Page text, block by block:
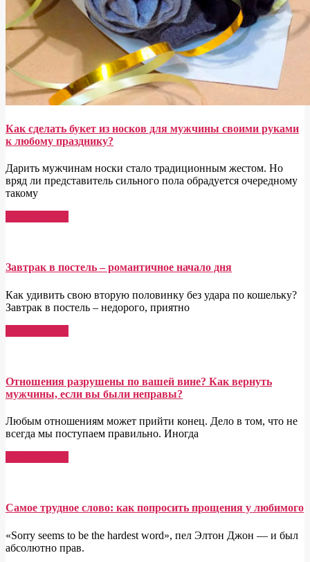
Как сделать букет из носков для мужчины своими руками
к любому празднику?
Дарить мужчинам носки стало традиционным жестом. Но
вряд ли представитель сильного пола обрадуется очередному
такому
Завтрак в постель – романтичное начало дня
Как удивить свою вторую половинку без удара по кошельку?
Завтрак в постель – недорого, приятно
Отношения разрушены по вашей вине? Как вернуть
мужчины, если вы были неправы?
Любым отношениям может прийти конец. Дело в том, что не
всегда мы поступаем правильно. Иногда
Самое трудное слово: как попросить прощения у любимого
«Sorry seems to be the hardest word», пел Элтон Джон — и был
абсолютно прав.